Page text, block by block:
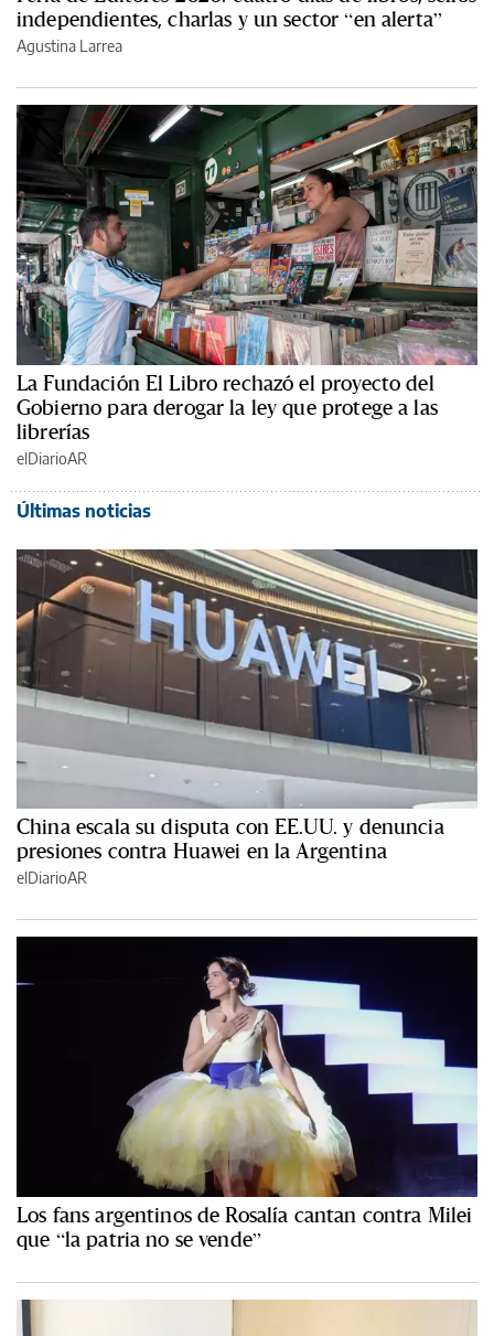
independientes, charlas y un sector “en alerta”
Agustina Larrea
La Fundación El Libro rechazó el proyecto del
Gobierno para derogar la ley que protege a las
librerías
elDiarioAR
Últimas noticias
China escala su disputa con EE.UU. y denuncia
presiones contra Huawei en la Argentina
elDiarioAR
Los fans argentinos de Rosalía cantan contra Milei
que “la patria no se vende”